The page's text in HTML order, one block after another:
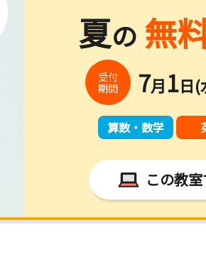
夏の 無
受付
期間
7月1日(
算数・数学
この教